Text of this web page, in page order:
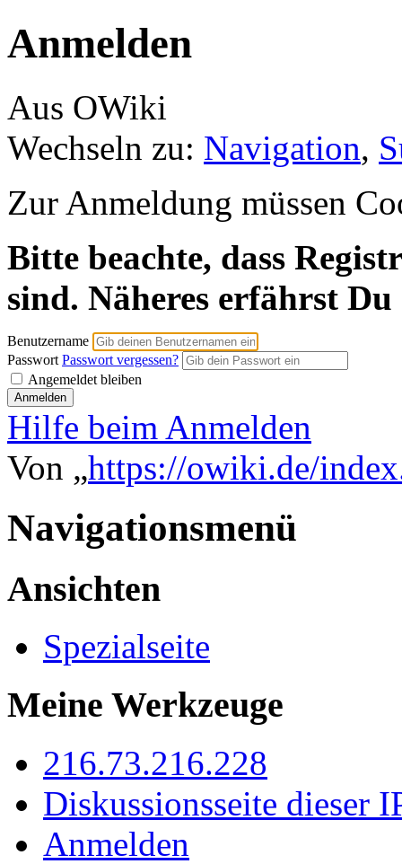
Anmelden
Aus OWiki
Wechseln zu: Navigation,
Zur Anmeldung müssen
Bitte beachte, dass
sind. Näheres erfährst
Benutzername
Passwort Passwort vergessen?
Angemeldet bleiben
Hilfe beim Anmelden
Von „https://owiki.de/
Navigationsmenü
Ansichten
Spezialseite
Meine Werkzeuge
216.73.216.228
Diskussionsseite dieser
Anmelden